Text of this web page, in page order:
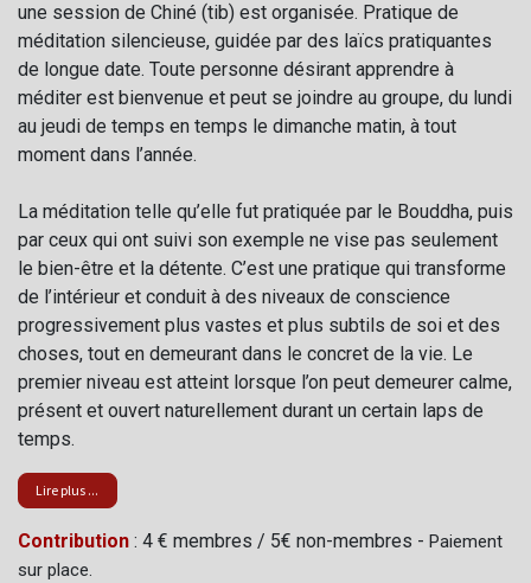
une session de Chiné (tib) est organisée. Pratique de
méditation silencieuse, guidée par des laïcs pratiquantes
de longue date. Toute personne désirant apprendre à
méditer est bienvenue et peut se joindre au groupe, du lundi
au jeudi de temps en temps le dimanche matin, à tout
moment dans l’année.
La méditation telle qu’elle fut pratiquée par le Bouddha, puis
par ceux qui ont suivi son exemple ne vise pas seulement
le bien-être et la détente. C’est une pratique qui transforme
de l’intérieur et conduit à des niveaux de conscience
progressivement plus vastes et plus subtils de soi et des
choses, tout en demeurant dans le concret de la vie. Le
premier niveau est atteint lorsque l’on peut demeurer calme,
présent et ouvert naturellement durant un certain laps de
temps.
Lire plus ...
Contribution : 4 € membres / 5€ non-membres - Paiement
sur place.